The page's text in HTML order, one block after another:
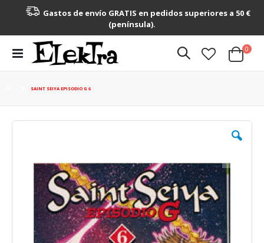
Gastos de envío GRATIS en pedidos superiores a 50 €
(península).
Toggle
Nav
Cart
0
SAINT SEIYA EPISODIO G 6
Saltar
imágenes